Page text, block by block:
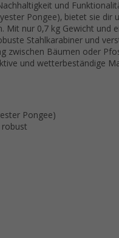
und
Pongee), bietet sie dir
Mit nur 0,7 kg Gewicht und
Stahlkarabiner und
zwischen Bäumen oder
und wetterbeständige
Pongee)
robust